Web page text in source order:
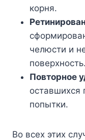
корня.
челюсти и
поверхность.
Повторное
оставшихся
попытки.
Во всех этих